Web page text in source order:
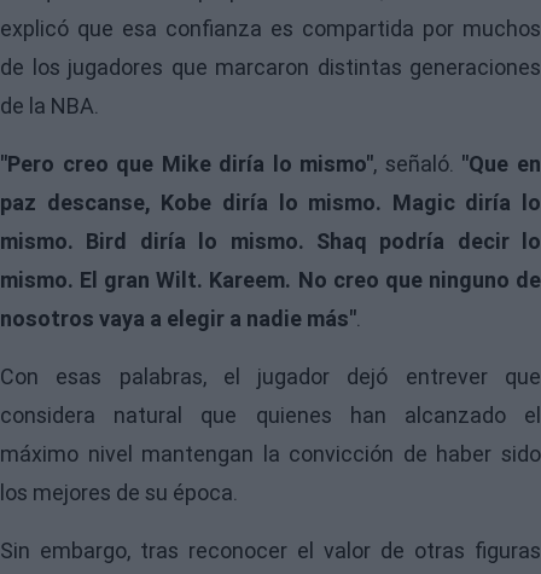
explicó que esa confianza es compartida por muchos
de los jugadores que marcaron distintas generaciones
de la NBA.
"Pero creo que Mike diría lo mismo", señaló. "Que en
paz descanse, Kobe diría lo mismo. Magic diría lo
mismo. Bird diría lo mismo. Shaq podría decir lo
mismo. El gran Wilt. Kareem. No creo que ninguno de
nosotros vaya a elegir a nadie más".
Con esas palabras, el jugador dejó entrever que
considera natural que quienes han alcanzado el
máximo nivel mantengan la convicción de haber sido
los mejores de su época.
Sin embargo, tras reconocer el valor de otras figuras